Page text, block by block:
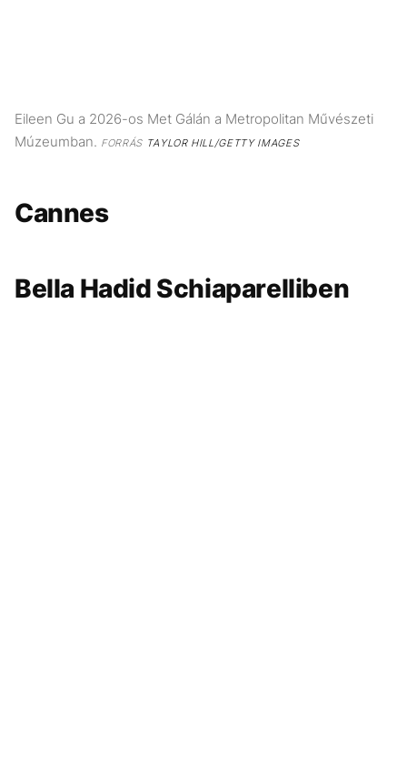
Eileen Gu a 2026-os Met Gálán a Metropolitan Művészeti
Múzeumban. FORRÁSTAYLOR HILL/GETTY IMAGES
Cannes
Bella Hadid Schiaparelliben